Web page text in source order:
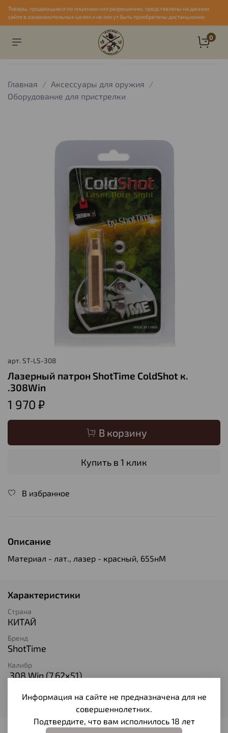
Товары, продающиеся по лицензии или разрешению, представлены на данном
сайте в ознакомительных целях и не могут быть приобретены дистанционно
0
Главная
Аксессуары для оружия
Оборудование для пристрелки
арт. ST-LS-308
Лазерный патрон ShotTime ColdShot к.
.308Win
1 970 ₽
В корзину
Купить в 1 клик
В избранное
Описание
Материал - лат., лазер - красный, 655нМ
Характеристики
Страна
КИТАЙ
Бренд
ShotTime
Калибр
.308 Win (7,62х51)
Патрон холодной пристрелки
Информация на сайте не предназначена для не
совершеннолетних.
Подтвердите, что вам исполнилось 18 лет